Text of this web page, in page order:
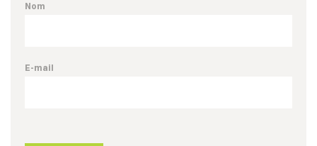
Nom
E-mail